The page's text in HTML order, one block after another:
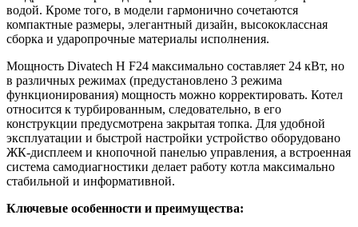
водой. Кроме того, в модели гармонично сочетаются
компактные размеры, элегантный дизайн, высококлассная
сборка и ударопрочные материалы исполнения.
Мощность Divatech H F24 максимально составляет 24 кВт, но
в различных режимах (предустановлено 3 режима
функционирования) мощность можно корректировать. Котел
относится к турбированным, следовательно, в его
конструкции предусмотрена закрытая топка. Для удобной
эксплуатации и быстрой настройки устройство оборудовано
ЖК-дисплеем и кнопочной панелью управления, а встроенная
система самодиагностики делает работу котла максимально
стабильной и информативной.
Ключевые особенности и преимущества: